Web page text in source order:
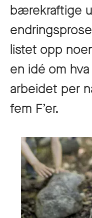
bærekraftige
listet opp
en idé om
arbeidet per
fem F’er.